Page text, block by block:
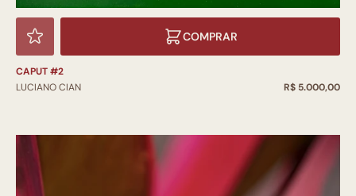
COMPRAR
CAPUT #2
LUCIANO CIAN
R$ 5.000,00